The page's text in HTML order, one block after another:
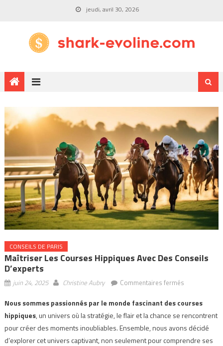
jeudi, avril 30, 2026
CONSEILS DE PARIS
Maîtriser Les Courses Hippiques Avec Des Conseils
D’experts
juin 24, 2025 Christine Aubry Commentaires ferméssur
les
courses
hippiques
avec
Nous sommes passionnés par le monde fascinant des courses
hippiques, un univers où la stratégie, le flair et la chance se rencontrent
pour créer des moments inoubliables. Ensemble, nous avons décidé
d’explorer cet univers captivant, non seulement pour comprendre ses